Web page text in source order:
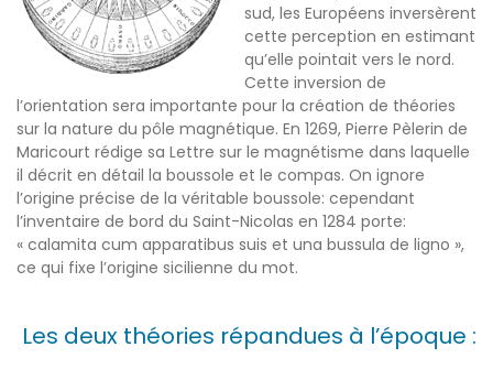
sud, les Européens inversèrent
cette perception en estimant
qu’elle pointait vers le nord.
Cette inversion de
l’orientation sera importante pour la création de théories
sur la nature du pôle magnétique. En 1269, Pierre Pèlerin de
Maricourt rédige sa Lettre sur le magnétisme dans laquelle
il décrit en détail la boussole et le compas. On ignore
l’origine précise de la véritable boussole: cependant
l’inventaire de bord du Saint-Nicolas en 1284 porte:
« calamita cum apparatibus suis et una bussula de ligno »,
ce qui fixe l’origine sicilienne du mot.
Les deux théories répandues à l’époque :